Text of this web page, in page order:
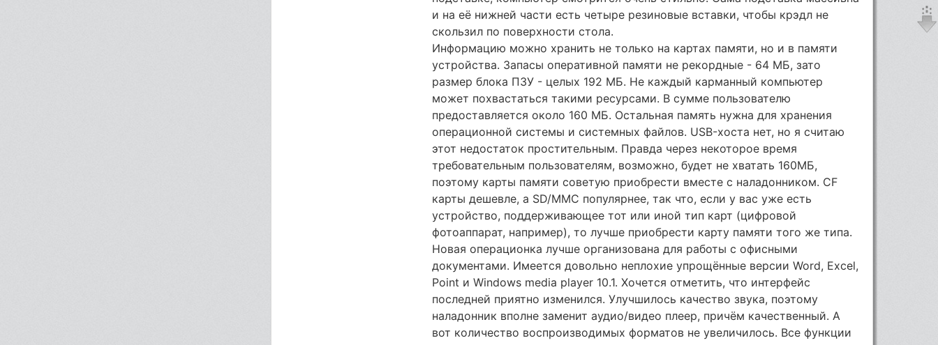
и на её нижней части есть четыре резиновые вставки, чтобы крэдл не
скользил по поверхности стола.
Информацию можно хранить не только на картах памяти, но и в памяти
устройства. Запасы оперативной памяти не рекордные - 64 МБ, зато
размер блока ПЗУ - целых 192 МБ. Не каждый карманный компьютер
может похвастаться такими ресурсами. В сумме пользователю
предоставляется около 160 МБ. Остальная память нужна для хранения
операционной системы и системных файлов. USB-хоста нет, но я считаю
этот недостаток простительным. Правда через некоторое время
требовательным пользователям, возможно, будет не хватать 160МБ,
поэтому карты памяти советую приобрести вместе с наладонником. CF
карты дешевле, а SD/MMC популярнее, так что, если у вас уже есть
устройство, поддерживающее тот или иной тип карт (цифровой
фотоаппарат, например), то лучше приобрести карту памяти того же типа.
Новая операционка лучше организована для работы с офисными
документами. Имеется довольно неплохие упрощённые версии Word, Excel,
Point и Windows media player 10.1. Хочется отметить, что интерфейс
последней приятно изменился. Улучшилось качество звука, поэтому
наладонник вполне заменит аудио/видео плеер, причём качественный. А
вот количество воспроизводимых форматов не увеличилось. Все функции